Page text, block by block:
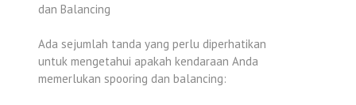
dan Balancing
Ada sejumlah tanda yang perlu diperhatikan
untuk mengetahui apakah kendaraan Anda
memerlukan spooring dan balancing: